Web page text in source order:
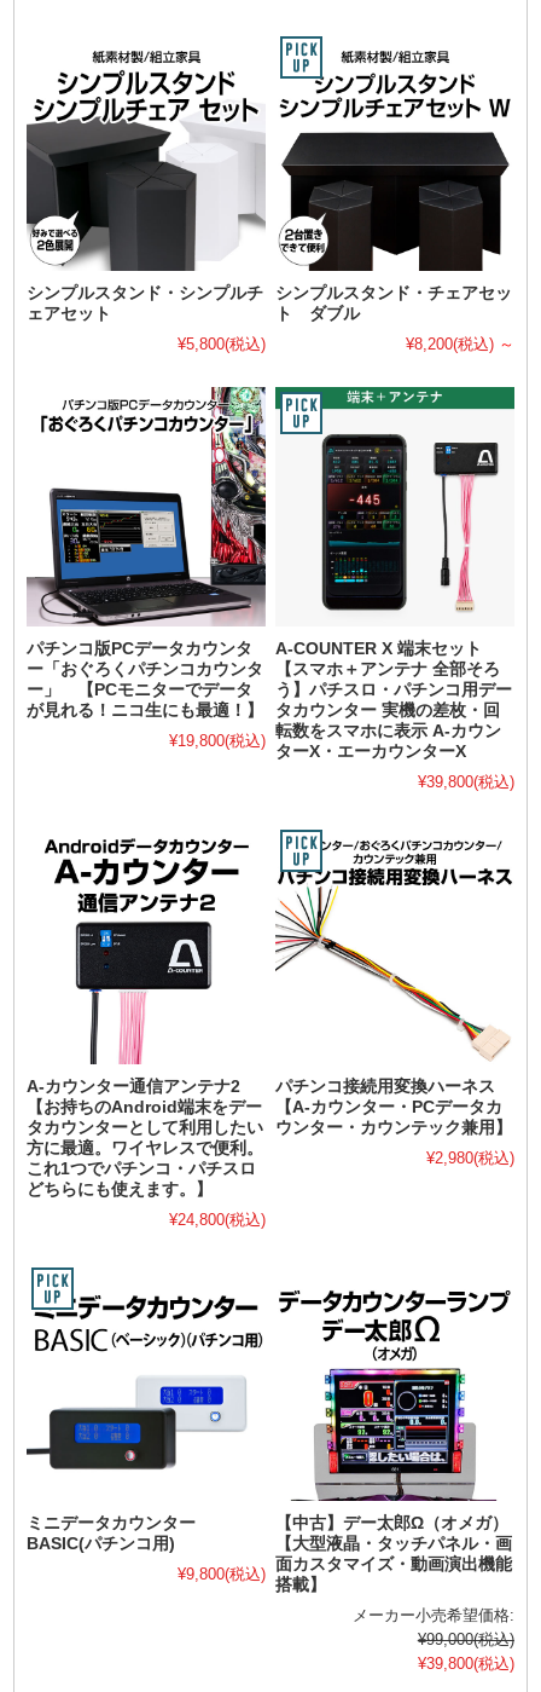
シンプルスタンド・シンプルチ
ェアセット
¥5,800(税込)
シンプルスタンド・チェアセッ
ト ダブル
¥8,200(税込) ～
パチンコ版PCデータカウンタ
ー「おぐろくパチンコカウンタ
ー」 【PCモニターでデータ
が見れる！ニコ生にも最適！】
¥19,800(税込)
A-COUNTER X 端末セット
【スマホ＋アンテナ 全部そろ
う】パチスロ・パチンコ用デー
タカウンター 実機の差枚・回
転数をスマホに表示 A-カウン
ターX・エーカウンターX
¥39,800(税込)
A-カウンター通信アンテナ2
【お持ちのAndroid端末をデー
タカウンターとして利用したい
方に最適。ワイヤレスで便利。
これ1つでパチンコ・パチスロ
どちらにも使えます。】
¥24,800(税込)
パチンコ接続用変換ハーネス
【A-カウンター・PCデータカ
ウンター・カウンテック兼用】
¥2,980(税込)
ミニデータカウンター
BASIC(パチンコ用)
¥9,800(税込)
【中古】デー太郎Ω（オメガ）
【大型液晶・タッチパネル・画
面カスタマイズ・動画演出機能
搭載】
メーカー小売希望価格:
¥99,000(税込)
¥39,800(税込)